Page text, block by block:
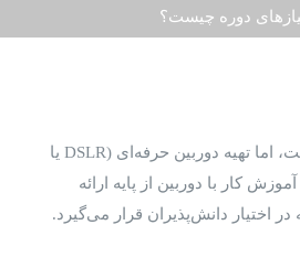
دوره چیست؟
نیازی به دانش قبلی نیست، اما تهیه دوربین حرفه‌ای (DSLR یا
کار با دوربین از پایه ارائه
اختیار دانش‌پذیران قرار می‌گیرد.